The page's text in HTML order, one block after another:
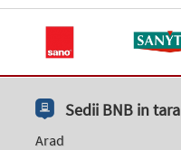
Sedii BNB in tara
Arad